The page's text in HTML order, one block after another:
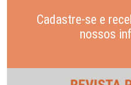
Cadastre-se e
nossos